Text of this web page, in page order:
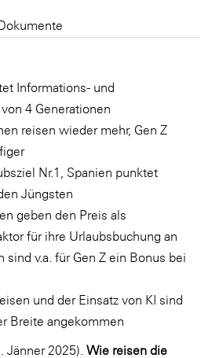
Informations- und
4 Generationen
reisen wieder mehr, Gen Z
Nr.1, Spanien punktet
Jüngsten
geben den Preis als
für ihre Urlaubsbuchung an
sind v.a. für Gen Z ein Bonus bei
und der Einsatz von KI sind
Breite angekommen
Jänner 2025). Wie reisen die